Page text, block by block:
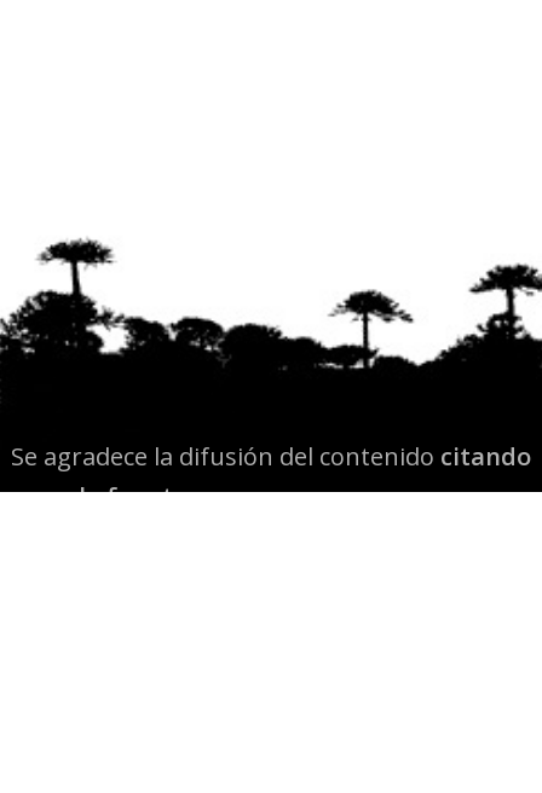
Se agradece la difusión del contenido citando
la fuente www.mapuexpress.org